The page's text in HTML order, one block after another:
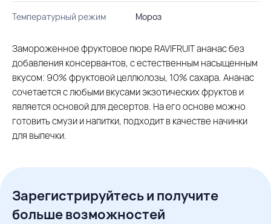
Температурный режим Мороз
Замороженное фруктовое пюре RAVIFRUIT ананас без
добавления консервантов, с естественным насыщенным
вкусом: 90% фруктовой целлюлозы, 10% сахара. Ананас
сочетается с любыми вкусами экзотических фруктов и
является основой для десертов. На его основе можно
готовить смузи и напитки, подходит в качестве начинки
для выпечки.
Зарегистрируйтесь и получите
больше возможностей